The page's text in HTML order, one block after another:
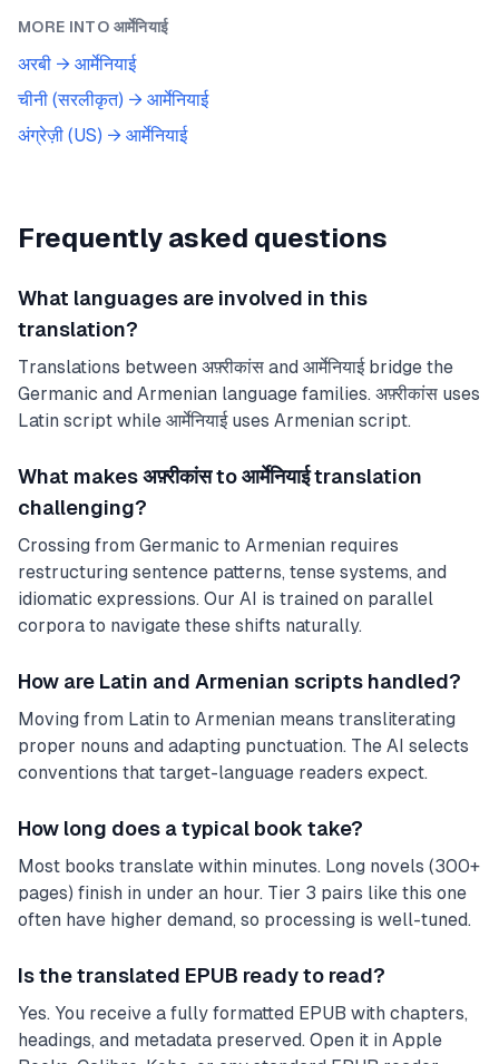
MORE INTO आर्मेनियाई
अरबी → आर्मेनियाई
चीनी (सरलीकृत) → आर्मेनियाई
अंग्रेज़ी (US) → आर्मेनियाई
Frequently asked questions
What languages are involved in this
translation?
Translations between अफ़्रीकांस and आर्मेनियाई bridge the
Germanic and Armenian language families. अफ़्रीकांस uses
Latin script while आर्मेनियाई uses Armenian script.
What makes अफ़्रीकांस to आर्मेनियाई translation
challenging?
Crossing from Germanic to Armenian requires
restructuring sentence patterns, tense systems, and
idiomatic expressions. Our AI is trained on parallel
corpora to navigate these shifts naturally.
How are Latin and Armenian scripts handled?
Moving from Latin to Armenian means transliterating
proper nouns and adapting punctuation. The AI selects
conventions that target-language readers expect.
How long does a typical book take?
Most books translate within minutes. Long novels (300+
pages) finish in under an hour. Tier 3 pairs like this one
often have higher demand, so processing is well-tuned.
Is the translated EPUB ready to read?
Yes. You receive a fully formatted EPUB with chapters,
headings, and metadata preserved. Open it in Apple